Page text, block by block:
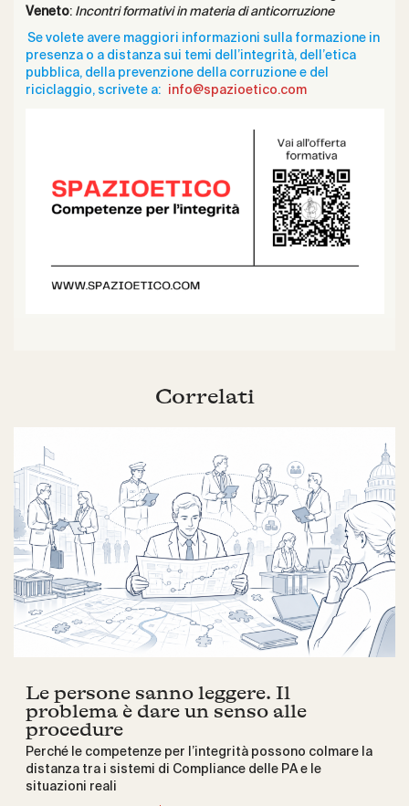
Veneto: Incontri formativi in materia di anticorruzione
Se volete avere maggiori informazioni sulla formazione in
presenza o a distanza sui temi dell’integrità, dell’etica
pubblica, della prevenzione della corruzione e del
riciclaggio, scrivete a:
info@spazioetico.com
Correlati
Le persone sanno leggere. Il
problema è dare un senso alle
procedure
Perché le competenze per l’integrità possono colmare la
distanza tra i sistemi di Compliance delle PA e le
situazioni reali